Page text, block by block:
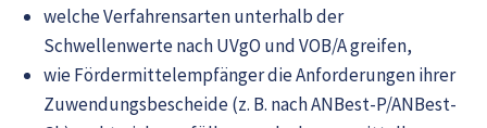
welche Verfahrensarten unterhalb der
Schwellenwerte nach UVgO und VOB/A greifen,
wie Fördermittelempfänger die Anforderungen ihrer
Zuwendungsbescheide (z. B. nach ANBest-P/ANBest-